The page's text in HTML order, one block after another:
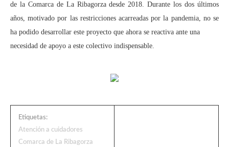
de la Comarca de La Ribagorza desde 2018. Durante los dos últimos
años, motivado por las restricciones acarreadas por la pandemia, no se
ha podido desarrollar este proyecto que ahora se reactiva ante una
necesidad de apoyo a este colectivo indispensable.
Etiquetas:
Atención a cuidadores
Comarca de La Ribagorza